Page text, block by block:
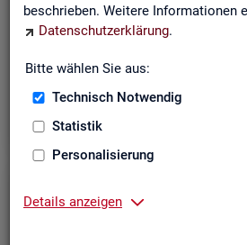
beschrieben. Weitere Informationen
Datenschutzerklärung.
Bitte wählen Sie aus:
Technisch Notwendig
Statistik
Personalisierung
Details anzeigen